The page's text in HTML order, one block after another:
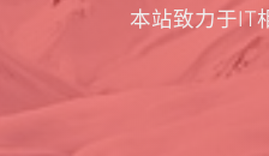
本站致力于IT